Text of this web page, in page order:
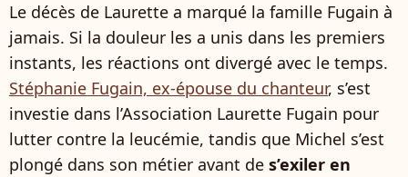
Le décès de Laurette a marqué la famille Fugain à
jamais. Si la douleur les a unis dans les premiers
instants, les réactions ont divergé avec le temps.
Stéphanie Fugain, ex-épouse du chanteur, s’est
investie dans l’Association Laurette Fugain pour
lutter contre la leucémie, tandis que Michel s’est
plongé dans son métier avant de s’exiler en